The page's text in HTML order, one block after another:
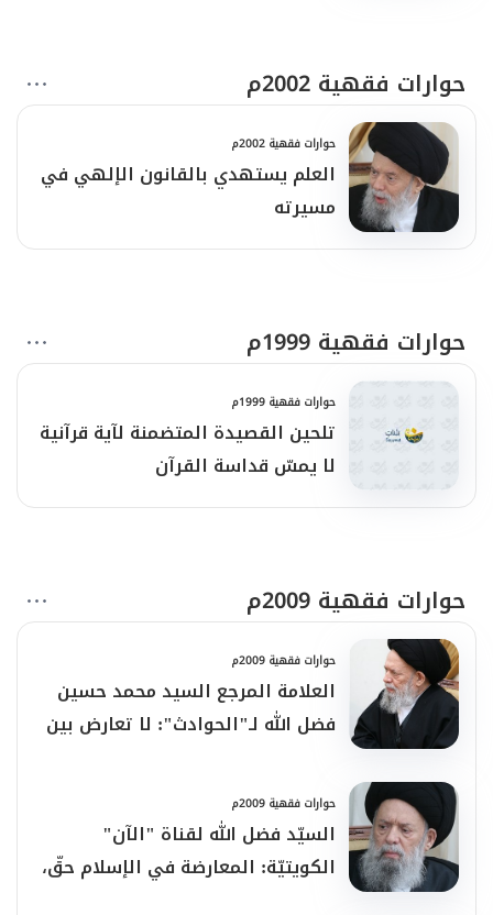
حوارات فقهية 2002م
حوارات فقهية 2002م
العلم يستهدي بالقانون الإلهي في
مسيرته
حوارات فقهية 1999م
حوارات فقهية 1999م
تلحين القصيدة المتضمنة لآية قرآنية
لا يمسّ قداسة القرآن
حوارات فقهية 2009م
حوارات فقهية 2009م
العلامة المرجع السيد محمد حسين
فضل الله لـ"الحوادث": لا تعارض بين
الدينية وولائهم لأوطانهم
حوارات فقهية 2009م
السيّد فضل الله لقناة "الآن"
الكويتيّة: المعارضة في الإسلام حقّ،